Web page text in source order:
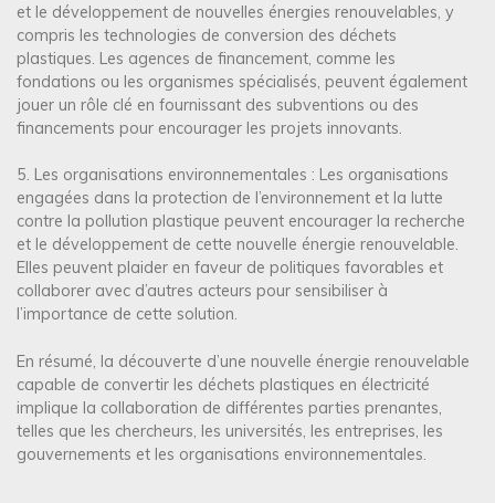
et le développement de nouvelles énergies renouvelables, y
compris les technologies de conversion des déchets
plastiques. Les agences de financement, comme les
fondations ou les organismes spécialisés, peuvent également
jouer un rôle clé en fournissant des subventions ou des
financements pour encourager les projets innovants.
5. Les organisations environnementales : Les organisations
engagées dans la protection de l’environnement et la lutte
contre la pollution plastique peuvent encourager la recherche
et le développement de cette nouvelle énergie renouvelable.
Elles peuvent plaider en faveur de politiques favorables et
collaborer avec d’autres acteurs pour sensibiliser à
l’importance de cette solution.
En résumé, la découverte d’une nouvelle énergie renouvelable
capable de convertir les déchets plastiques en électricité
implique la collaboration de différentes parties prenantes,
telles que les chercheurs, les universités, les entreprises, les
gouvernements et les organisations environnementales.